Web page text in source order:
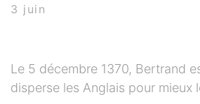
3 juin
Le 5 décembre 1370, Bertrand
disperse les Anglais pour mieux